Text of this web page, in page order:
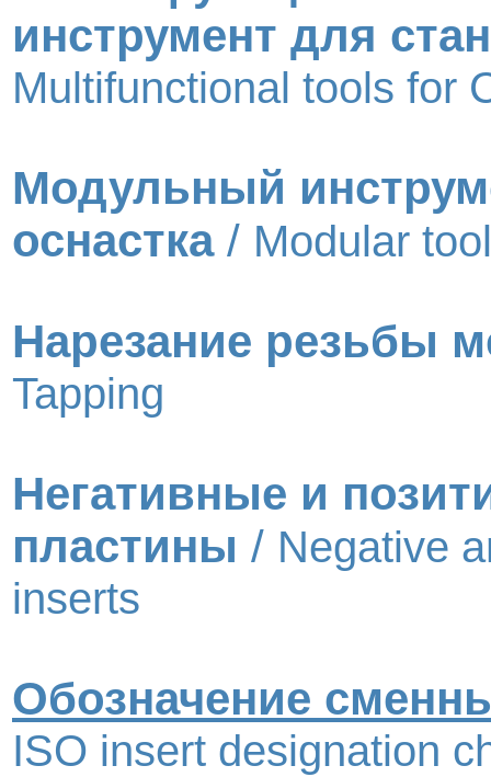
инструмент для
Multifunctional tools for
Модульный
оснастка/ Modular
Нарезание резьбы
Tapping
Негативные и
пластины / Negative
inserts
Обозначение
ISO insert designation